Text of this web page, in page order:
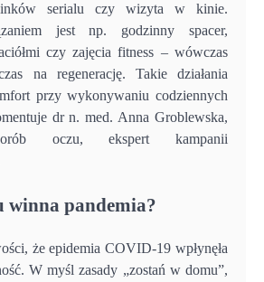
serialu czy wizyta w kinie.
jest np. godzinny spacer,
czy zajęcia fitness – wówczas
na regenerację. Takie działania
przy wykonywaniu codziennych
dr n. med. Anna Groblewska,
oczu, ekspert kampanii
winna pandemia?
że epidemia COVID-19 wpłynęła
W myśl zasady „zostań w domu”,